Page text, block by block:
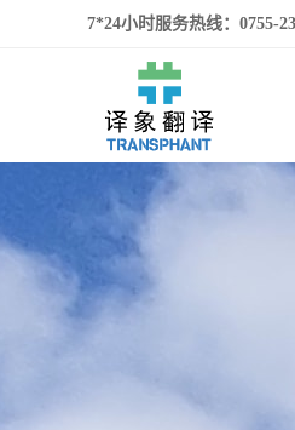
7*24小时服务热线：0755-